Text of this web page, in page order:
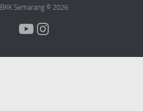
BKK Semarang © 2026